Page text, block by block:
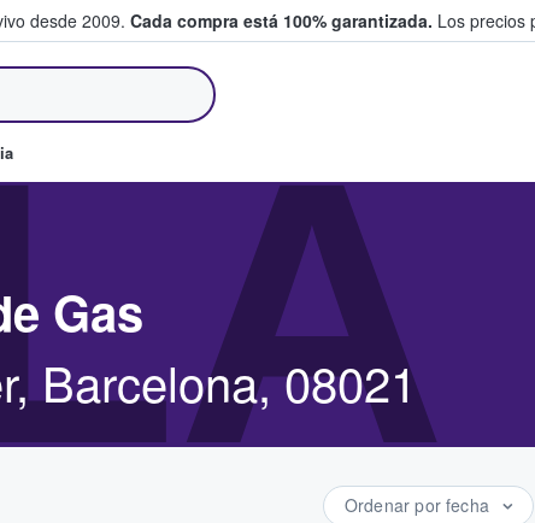
desde 2009. Cada compra está 100% garantizada. Los precios
y venden boletos
Gas
Barcelona, 08021
Ordenar por fecha